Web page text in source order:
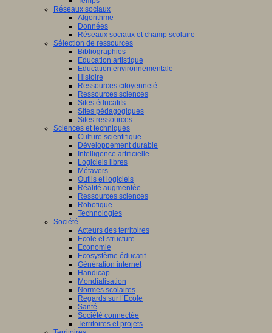
Réseaux sociaux
Algorithme
Données
Réseaux sociaux et champ scolaire
Sélection de ressources
Bibliographies
Education artistique
Education environnementale
Histoire
Ressources citoyenneté
Ressources sciences
Sites éducatifs
Sites pédagogiques
Sites ressources
Sciences et techniques
Culture scientifique
Développement durable
Intelligence artificielle
Logiciels libres
Métavers
Outils et logiciels
Réalité augmentée
Ressources sciences
Robotique
Technologies
Société
Acteurs des territoires
Ecole et structure
Economie
Ecosystème éducatif
Génération internet
Handicap
Mondialisation
Normes scolaires
Regards sur l’Ecole
Santé
Société connectée
Territoires et projets